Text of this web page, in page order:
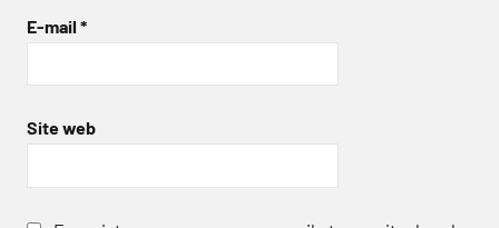
E-mail *
Site web